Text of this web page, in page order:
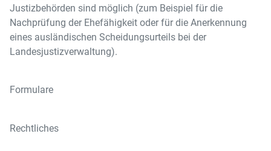
Justizbehörden sind möglich (zum Beispiel für die
Nachprüfung der Ehefähigkeit oder für die Anerkennung
eines ausländischen Scheidungsurteils bei der
Landesjustizverwaltung).
Formulare
Rechtliches